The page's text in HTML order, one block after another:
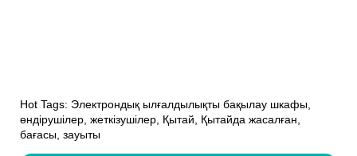
Hot Tags: Электрондық ылғалдылықты бақылау шкафы,
өндірушілер, жеткізушілер, Қытай, Қытайда жасалған,
бағасы, зауыты